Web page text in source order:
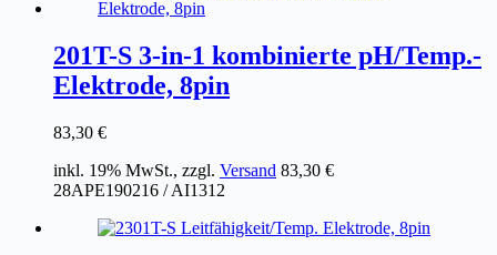
201T-S 3-in-1 kombinierte pH/Temp.-
Elektrode, 8pin
83,30 €
inkl. 19% MwSt., zzgl. Versand 83,30 €
28APE190216 / AI1312